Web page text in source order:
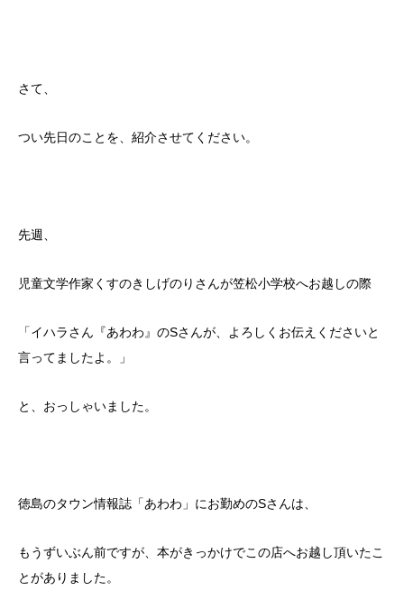
さて、
つい先日のことを、紹介させてください。
先週、
児童文学作家くすのきしげのりさんが笠松小学校へお越しの際
「イハラさん『あわわ』のSさんが、よろしくお伝えくださいと
言ってましたよ。」
と、おっしゃいました。
徳島のタウン情報誌「あわわ」にお勤めのSさんは、
もうずいぶん前ですが、本がきっかけでこの店へお越し頂いたこ
とがありました。